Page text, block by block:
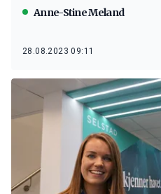
Anne-Stine Meland
28.08.2023 09:11